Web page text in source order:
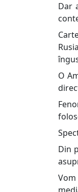
Dar
O
Din